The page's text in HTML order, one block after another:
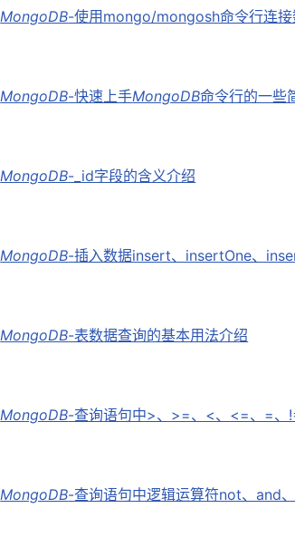
MongoDB-使用mongo/mongosh命令行连接
MongoDB-快速上手MongoDB命令行的一些
MongoDB-_id字段的含义介绍
MongoDB-插入数据insert、insertOne、
MongoDB-表数据查询的基本用法介绍
MongoDB-查询语句中>、>=、<、<=、=、
MongoDB-查询语句中逻辑运算符not、and